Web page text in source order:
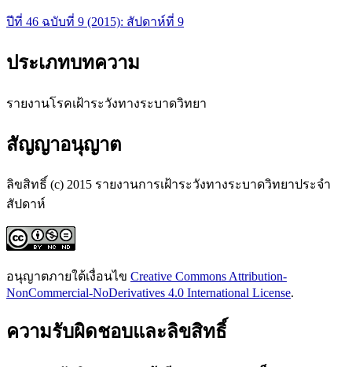
ปีที่ 46 ฉบับที่ 9 (2015): สัปดาห์ที่ 9
ประเภทบทความ
รายงานโรคเฝ้าระวังทางระบาดวิทยา
สัญญาอนุญาต
ลิขสิทธิ์ (c) 2015 รายงานการเฝ้าระวังทางระบาดวิทยาประจำ
สัปดาห์
อนุญาตภายใต้เงื่อนไข Creative Commons Attribution-
NonCommercial-NoDerivatives 4.0 International License.
ความรับผิดชอบและลิขสิทธิ์